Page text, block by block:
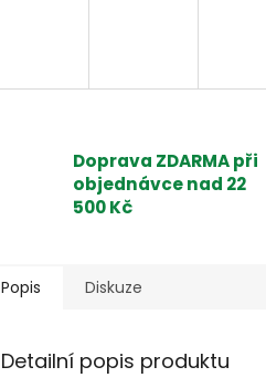
Doprava ZDARMA při
objednávce nad 22
500 Kč
Popis Diskuze
Detailní popis produktu